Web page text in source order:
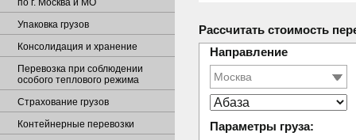
Рассчитать стоимость
Направление
Параметры груза:
по г. Москва и МО
Упаковка грузов
Консолидация и хранение
Перевозка при соблюдении
особого теплового режима
Страхование грузов
Контейнерные перевозки